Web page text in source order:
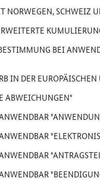
NORWEGEN, SCHWEIZ
BEI
IN DER
ABWEICHUNGEN"